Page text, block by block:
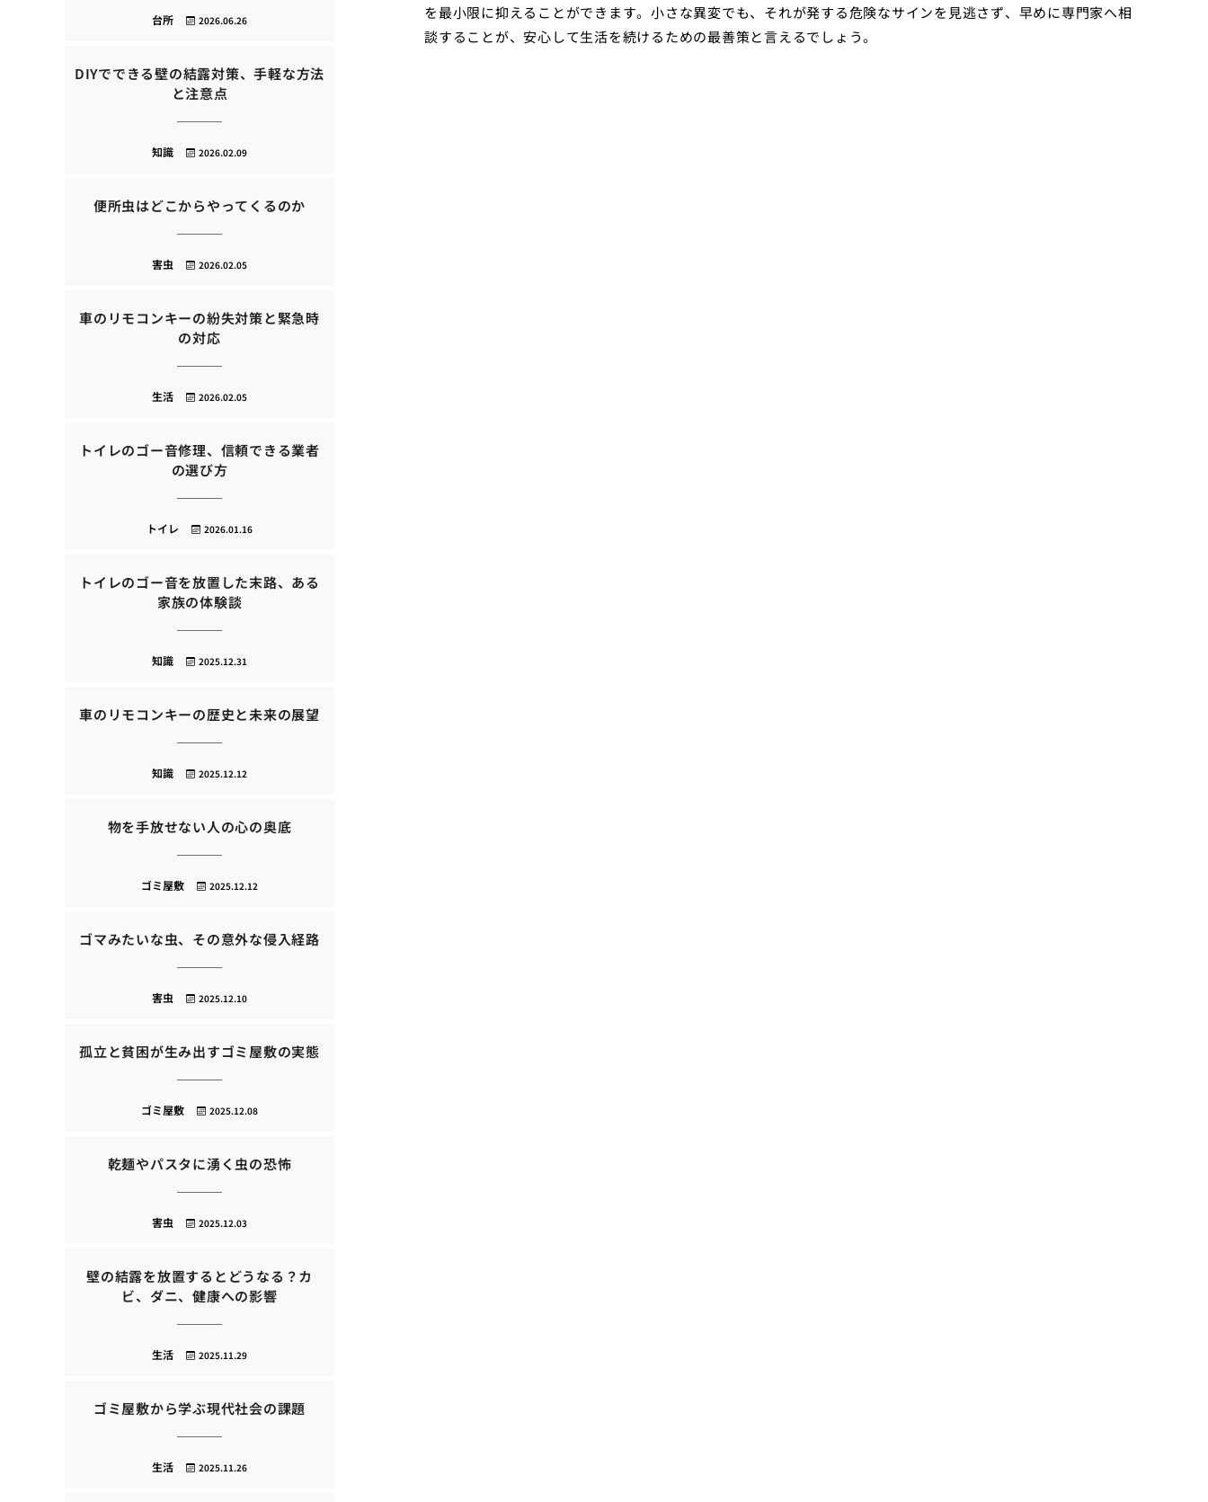
を最小限に抑えることができます。小さな異変でも、それが発する危険なサインを見逃さず、早めに専門家へ相
談することが、安心して生活を続けるための最善策と言えるでしょう。
2026.06.26
台所
DIYでできる壁の結露対策、手軽な方法
と注意点
2026.02.09
知識
便所虫はどこからやってくるのか
2026.02.05
害虫
車のリモコンキーの紛失対策と緊急時
の対応
2026.02.05
生活
トイレのゴー音修理、信頼できる業者
の選び方
2026.01.16
トイレ
トイレのゴー音を放置した末路、ある
家族の体験談
2025.12.31
知識
車のリモコンキーの歴史と未来の展望
2025.12.12
知識
物を手放せない人の心の奥底
2025.12.12
ゴミ屋敷
ゴマみたいな虫、その意外な侵入経路
2025.12.10
害虫
孤立と貧困が生み出すゴミ屋敷の実態
2025.12.08
ゴミ屋敷
乾麺やパスタに湧く虫の恐怖
2025.12.03
害虫
壁の結露を放置するとどうなる？カ
ビ、ダニ、健康への影響
2025.11.29
生活
ゴミ屋敷から学ぶ現代社会の課題
2025.11.26
生活